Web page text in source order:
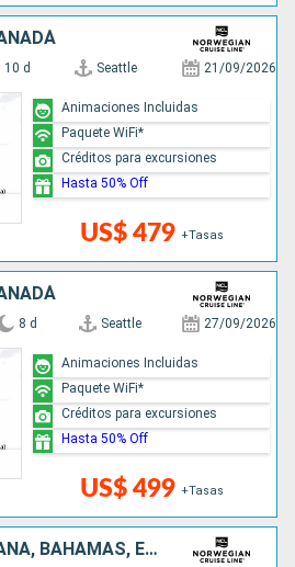
10 d Seattle 21/09/2026
US$ 479 +Tasas
Animaciones Incluidas
Paquete WiFi*
Créditos para excursiones
Hasta 50% Off
8 d Seattle 27/09/2026
US$ 499 +Tasas
Animaciones Incluidas
Paquete WiFi*
Créditos para excursiones
Hasta 50% Off
REPÚBLICA DOMINICANA, BAHAMAS, ESTADOS UNIDOS